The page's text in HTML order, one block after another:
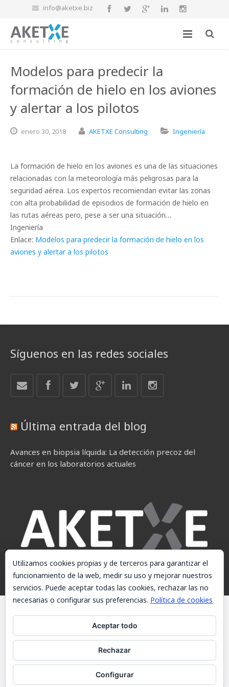
info@aketxe.biz
Modelos para predecir la
formación de hielo en los aviones
y alertar a los pilotos
enero 30, 2018 AKETXE Consulting Ingeniería
La formación de hielo en los aviones es una de las situaciones
relacionadas con la meteorología más peligrosas para la
seguridad aérea. Los expertos recomiendan evitar las zonas
con alta probabilidad de episodios de formación de hielo en
las rutas aéreas pero, pese a ser una situación…
Ingeniería
Enlace: Modelos para predecir la formación de hielo en los
aviones y alertar a los pilotos
Síguenos en las redes sociales
Última entrada del blog
Avances en biopsia líquida: La detección precoz del
cáncer en los laboratorios actuales
© AKETXE Consulting, S.L. - Este sitio web utiliza cookies, consulte
nuestra Política de cookies.
Política de cookies
Contacto
Utilizamos cookies propias y de terceros para garantizar el
funcionamiento de la web, medir su uso y mejorar nuestros
servicios. Puede aceptar todas las cookies, rechazar las no
necesarias o configurar sus preferencias. Política de cookies
Aceptar todo
Rechazar
Configurar